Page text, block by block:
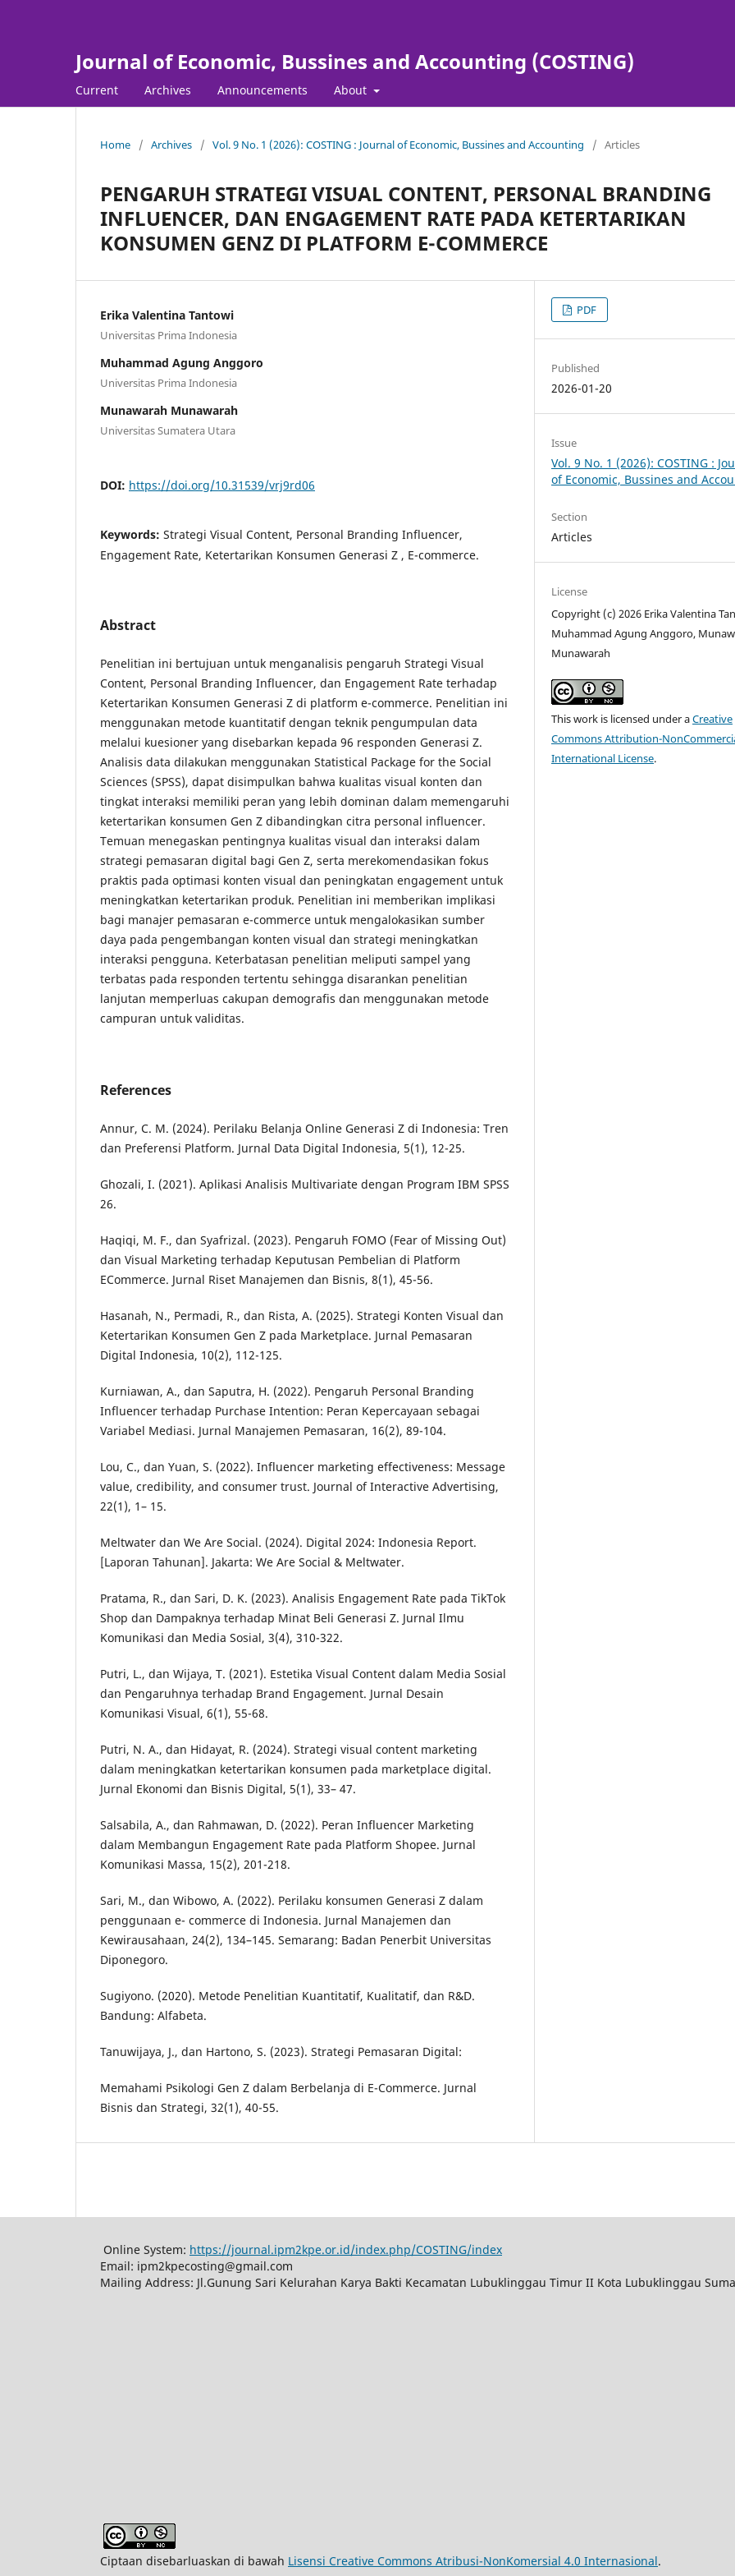
Journal of Economic, Bussines and Accounting (COSTING)
Current Archives Announcements About
Home / Archives / Vol. 9 No. 1 (2026): COSTING : Journal of Economic, Bussines and Accounting / Articles
PENGARUH STRATEGI VISUAL CONTENT, PERSONAL BRANDING
INFLUENCER, DAN ENGAGEMENT RATE PADA KETERTARIKAN
KONSUMEN GENZ DI PLATFORM E-COMMERCE
Erika Valentina Tantowi
Universitas Prima Indonesia
Muhammad Agung Anggoro
Universitas Prima Indonesia
Munawarah Munawarah
Universitas Sumatera Utara
DOI: https://doi.org/10.31539/vrj9rd06
Keywords: Strategi Visual Content, Personal Branding Influencer,
Engagement Rate, Ketertarikan Konsumen Generasi Z , E-commerce.
Abstract
Penelitian ini bertujuan untuk menganalisis pengaruh Strategi Visual
Content, Personal Branding Influencer, dan Engagement Rate terhadap
Ketertarikan Konsumen Generasi Z di platform e-commerce. Penelitian ini
menggunakan metode kuantitatif dengan teknik pengumpulan data
melalui kuesioner yang disebarkan kepada 96 responden Generasi Z.
Analisis data dilakukan menggunakan Statistical Package for the Social
Sciences (SPSS), dapat disimpulkan bahwa kualitas visual konten dan
tingkat interaksi memiliki peran yang lebih dominan dalam memengaruhi
ketertarikan konsumen Gen Z dibandingkan citra personal influencer.
Temuan menegaskan pentingnya kualitas visual dan interaksi dalam
strategi pemasaran digital bagi Gen Z, serta merekomendasikan fokus
praktis pada optimasi konten visual dan peningkatan engagement untuk
meningkatkan ketertarikan produk. Penelitian ini memberikan implikasi
bagi manajer pemasaran e-commerce untuk mengalokasikan sumber
daya pada pengembangan konten visual dan strategi meningkatkan
interaksi pengguna. Keterbatasan penelitian meliputi sampel yang
terbatas pada responden tertentu sehingga disarankan penelitian
lanjutan memperluas cakupan demografis dan menggunakan metode
campuran untuk validitas.
References
Annur, C. M. (2024). Perilaku Belanja Online Generasi Z di Indonesia: Tren
dan Preferensi Platform. Jurnal Data Digital Indonesia, 5(1), 12-25.
Ghozali, I. (2021). Aplikasi Analisis Multivariate dengan Program IBM SPSS
26.
Haqiqi, M. F., dan Syafrizal. (2023). Pengaruh FOMO (Fear of Missing Out)
dan Visual Marketing terhadap Keputusan Pembelian di Platform
ECommerce. Jurnal Riset Manajemen dan Bisnis, 8(1), 45-56.
Hasanah, N., Permadi, R., dan Rista, A. (2025). Strategi Konten Visual dan
Ketertarikan Konsumen Gen Z pada Marketplace. Jurnal Pemasaran
Digital Indonesia, 10(2), 112-125.
Kurniawan, A., dan Saputra, H. (2022). Pengaruh Personal Branding
Influencer terhadap Purchase Intention: Peran Kepercayaan sebagai
Variabel Mediasi. Jurnal Manajemen Pemasaran, 16(2), 89-104.
Lou, C., dan Yuan, S. (2022). Influencer marketing effectiveness: Message
value, credibility, and consumer trust. Journal of Interactive Advertising,
22(1), 1– 15.
Meltwater dan We Are Social. (2024). Digital 2024: Indonesia Report.
[Laporan Tahunan]. Jakarta: We Are Social & Meltwater.
Pratama, R., dan Sari, D. K. (2023). Analisis Engagement Rate pada TikTok
Shop dan Dampaknya terhadap Minat Beli Generasi Z. Jurnal Ilmu
Komunikasi dan Media Sosial, 3(4), 310-322.
Putri, L., dan Wijaya, T. (2021). Estetika Visual Content dalam Media Sosial
dan Pengaruhnya terhadap Brand Engagement. Jurnal Desain
Komunikasi Visual, 6(1), 55-68.
Putri, N. A., dan Hidayat, R. (2024). Strategi visual content marketing
dalam meningkatkan ketertarikan konsumen pada marketplace digital.
Jurnal Ekonomi dan Bisnis Digital, 5(1), 33– 47.
Salsabila, A., dan Rahmawan, D. (2022). Peran Influencer Marketing
dalam Membangun Engagement Rate pada Platform Shopee. Jurnal
Komunikasi Massa, 15(2), 201-218.
Sari, M., dan Wibowo, A. (2022). Perilaku konsumen Generasi Z dalam
penggunaan e- commerce di Indonesia. Jurnal Manajemen dan
Kewirausahaan, 24(2), 134–145. Semarang: Badan Penerbit Universitas
Diponegoro.
Sugiyono. (2020). Metode Penelitian Kuantitatif, Kualitatif, dan R&D.
Bandung: Alfabeta.
Tanuwijaya, J., dan Hartono, S. (2023). Strategi Pemasaran Digital:
Memahami Psikologi Gen Z dalam Berbelanja di E-Commerce. Jurnal
Bisnis dan Strategi, 32(1), 40-55.
PDF
Published
2026-01-20
Issue
Vol. 9 No. 1 (2026): COSTING :
of Economic, Bussines and
Section
Articles
License
Copyright (c) 2026 Erika Valentina
Muhammad Agung Anggoro,
Munawarah
This work is licensed under aCreative
Commons Attribution-
International License.
Online System: https://journal.ipm2kpe.or.id/index.php/COSTING/index
Email: ipm2kpecosting@gmail.com
Mailing Address: Jl.Gunung Sari Kelurahan Karya Bakti Kecamatan Lubuklinggau Timur II Kota Lubuklinggau
Ciptaan disebarluaskan di bawah Lisensi Creative Commons Atribusi-NonKomersial 4.0 Internasional.